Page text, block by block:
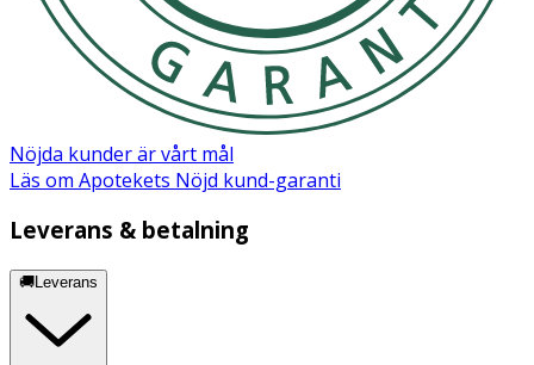
Nöjda kunder är vårt mål
Läs om Apotekets Nöjd kund-garanti
Leverans & betalning
🚚Leverans